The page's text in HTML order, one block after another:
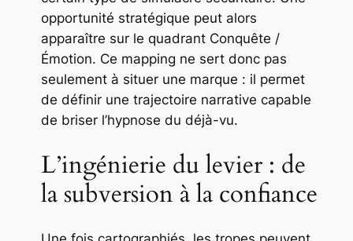
opportunité stratégique peut alors
apparaître sur le quadrant Conquête /
Émotion. Ce mapping ne sert donc pas
seulement à situer une marque : il permet
de définir une trajectoire narrative capable
de briser l’hypnose du déjà-vu.
L’ingénierie du levier : de
la subversion à la confiance